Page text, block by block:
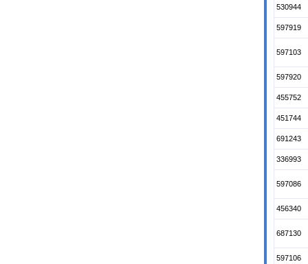
530944
597919
597103
597920
455752
451744
691243
336993
597086
456340
687130
597106